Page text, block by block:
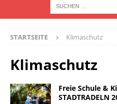
STARTSEITE Klimaschutz
Klimaschutz
Freie Schule &
STADTRADELN